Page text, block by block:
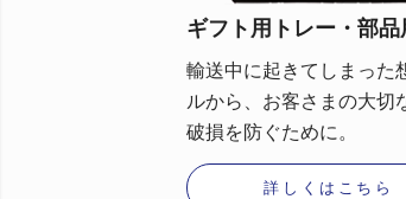
ギフト用トレー・部
輸送中に起きてしまった
ルから、お客さまの大切
破損を防ぐために。
詳しくはこちら